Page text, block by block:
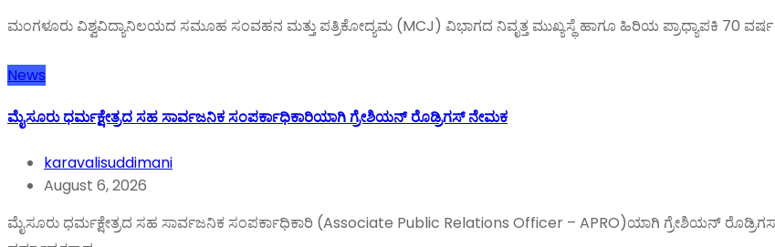
ಮಂಗಳೂರು ವಿಶ್ವವಿದ್ಯಾನಿಲಯದ ಸಮೂಹ ಸಂವಹನ ಮತ್ತು ಪತ್ರಿಕೋದ್ಯಮ (MCJ) ವಿಭಾಗದ ನಿವೃತ್ತ ಮುಖ್ಯಸ್ಥೆ ಹಾಗೂ ಹಿರಿಯ ಪ್ರಾಧ್ಯಾಪಕಿ 70 ವರ್ಷ
News
ಮೈಸೂರು ಧರ್ಮಕ್ಷೇತ್ರದ ಸಹ ಸಾರ್ವಜನಿಕ ಸಂಪರ್ಕಾಧಿಕಾರಿಯಾಗಿ ಗ್ರೇಶಿಯನ್ ರೊಡ್ರಿಗಸ್ ನೇಮಕ
karavalisuddimani
August 6, 2026
ಮೈಸೂರು ಧರ್ಮಕ್ಷೇತ್ರದ ಸಹ ಸಾರ್ವಜನಿಕ ಸಂಪರ್ಕಾಧಿಕಾರಿ (Associate Public Relations Officer – APRO)ಯಾಗಿ ಗ್ರೇಶಿಯನ್